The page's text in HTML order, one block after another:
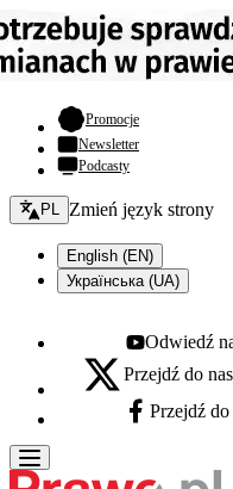
Promocje- otwiera się w
Newsletter
Podcasty
Zmień język - bieżący:
PL Zmień język strony
English (EN)
Українська (UA)
Youtube - otwiera
Odwiedź
X - otwiera się w nowej
Przejdź do
Facebook -
Przejdź